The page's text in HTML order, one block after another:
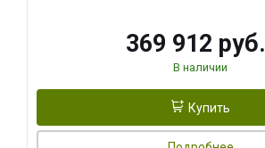
369 912 руб.
В наличии
Купить